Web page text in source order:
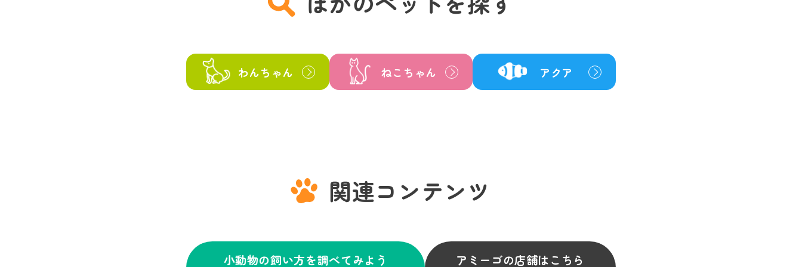
わんちゃん ねこちゃん アクア
関連コンテンツ
小動物の飼い方を調べてみよう アミーゴの店舗はこちら